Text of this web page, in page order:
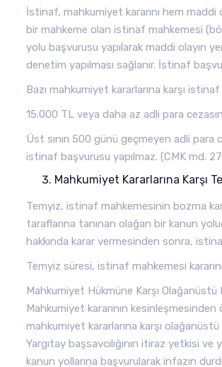
İstinaf, mahkumiyet kararını hem
bir mahkeme olan istinaf mahkemesi
yolu başvurusu yapılarak maddi olayın
denetim yapılması sağlanır. İstinaf
Bazı mahkumiyet kararlarına karşı
15.000 TL veya daha az adli para
Üst sınırı 500 günü geçmeyen adli para
istinaf başvurusu yapılmaz. (CMK md.
Mahkumiyet Kararlarına Karşı
Temyiz, istinaf mahkemesinin bozma
taraflarına tanınan olağan bir kanun
hakkında karar vermesinden sonra,
Temyiz süresi, istinaf mahkemesi
Mahkumiyet Hükmüne Karşı Olağanüstü
Mahkumiyet kararının
mahkumiyet kararlarına karşı
Yargıtay başsavcılığının itiraz yetkisi
kanun yollarına başvurularak infazın